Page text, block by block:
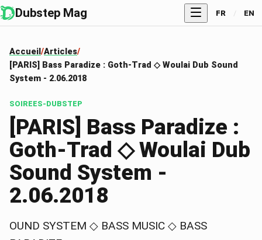
Dubstep Mag FR / EN
Accueil Articles
[PARIS] Bass Paradize : Goth-Trad ◇ Woulai Dub Sound
System - 2.06.2018
SOIREES-DUBSTEP
[PARIS] Bass Paradize :
Goth-Trad ◇ Woulai Dub
Sound System -
2.06.2018
OUND SYSTEM ◇ BASS MUSIC ◇ BASS